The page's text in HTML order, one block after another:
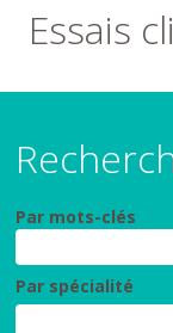
Essais
Par mots-clés
Par spécialité